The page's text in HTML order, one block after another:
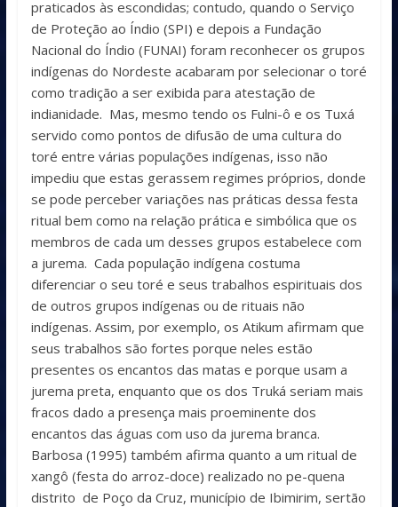
praticados às escondidas; contudo, quando o Serviço
de Proteção ao Índio (SPI) e depois a Fundação
Nacional do Índio (FUNAI) foram reconhecer os grupos
indígenas do Nordeste acabaram por selecionar o toré
como tradição a ser exibida para atestação de
indianidade. Mas, mesmo tendo os Fulni-ô e os Tuxá
servido como pontos de difusão de uma cultura do
toré entre várias populações indígenas, isso não
impediu que estas gerassem regimes próprios, donde
se pode perceber variações nas práticas dessa festa
ritual bem como na relação prática e simbólica que os
membros de cada um desses grupos estabelece com
a jurema. Cada população indígena costuma
diferenciar o seu toré e seus trabalhos espirituais dos
de outros grupos indígenas ou de rituais não
indígenas. Assim, por exemplo, os Atikum afirmam que
seus trabalhos são fortes porque neles estão
presentes os encantos das matas e porque usam a
jurema preta, enquanto que os dos Truká seriam mais
fracos dado a presença mais proeminente dos
encantos das águas com uso da jurema branca.
Barbosa (1995) também afirma quanto a um ritual de
xangô (festa do arroz-doce) realizado no pe-quena
distrito de Poço da Cruz, município de Ibimirim, sertão